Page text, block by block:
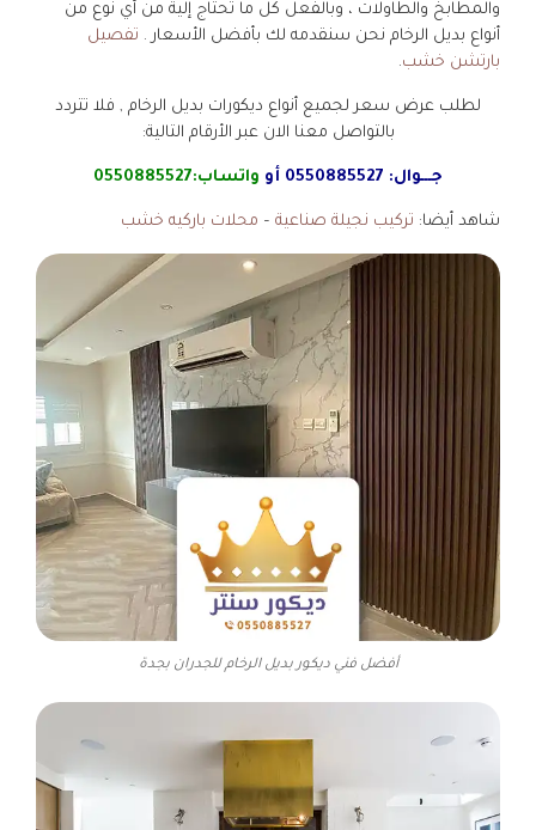
والمطابخ والطاولات ، وبالفعل كل ما تحتاج إلية من أي نوع من
أنواع بديل الرخام نحن سنقدمه لك بأفضل الأسعار . تفصيل
بارتشن خشب.
لطلب عرض سعر لجميع أنواع ديكورات بديل الرخام , فلا تتردد
بالتواصل معنا الان عبر الأرقام التالية:
جـــوال: 0550885527 أو واتساب:0550885527
شاهد أيضا: تركيب نجيلة صناعية – محلات باركيه خشب
أفضل فني ديكور بديل الرخام للجدران بجدة